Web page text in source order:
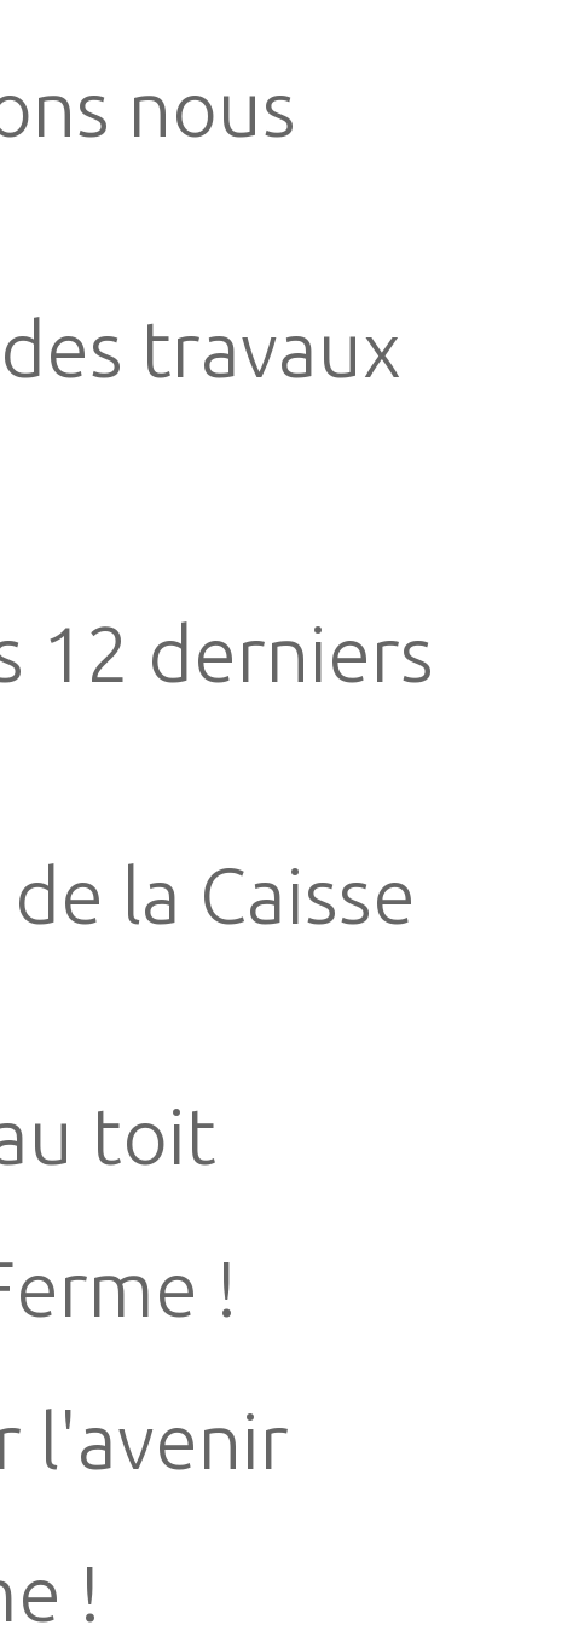
nous
travaux
12 derniers
la Caisse
toit
!
l'avenir
!